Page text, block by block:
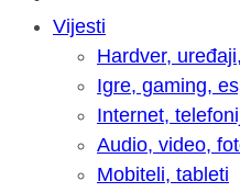
Vijesti
Hardver,
Igre, gaming,
Internet,
Audio, video,
Mobiteli, tableti